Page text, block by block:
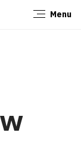
Menu
Sluiten